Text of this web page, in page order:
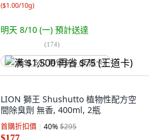
($1.00/10g)
明天 8/10 (一) 預計送達
(174)
满 $1,500 再省 $75 (王道卡)
LION 獅王 Shushutto 植物性配方空
間除臭劑 無香, 400ml, 2瓶
首購折扣價 40%$295
$177